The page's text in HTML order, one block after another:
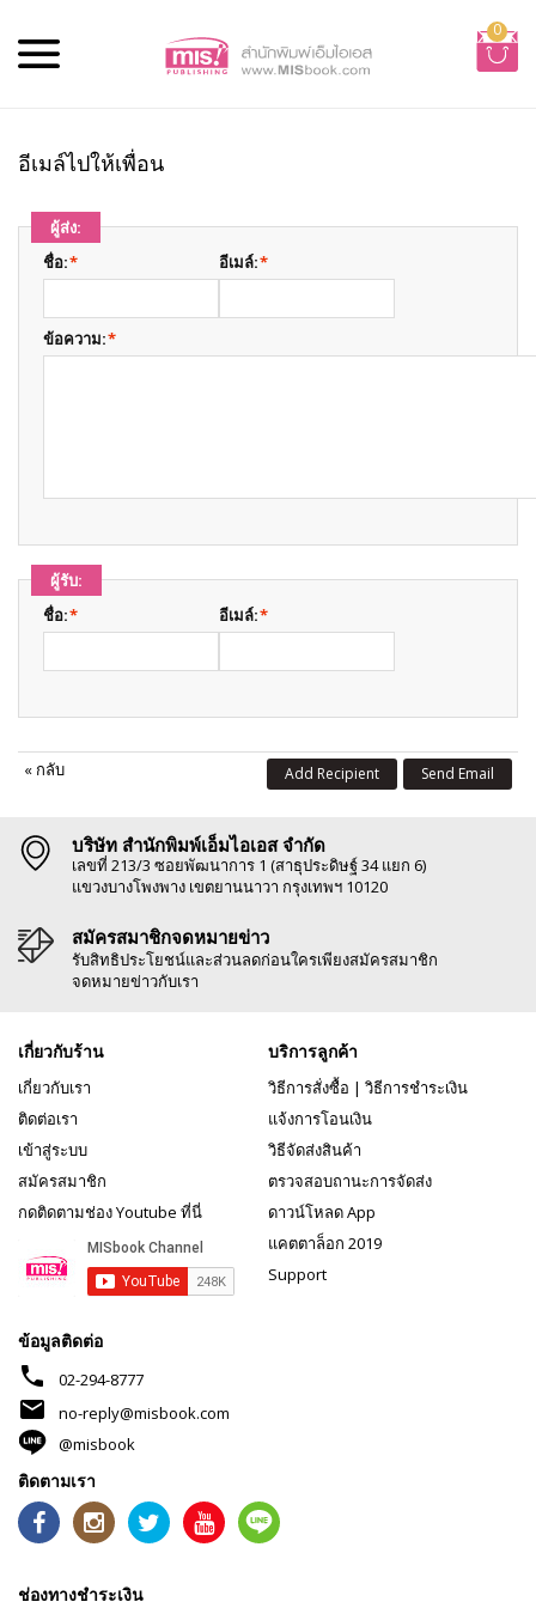
0
อีเมล์ไปให้เพื่อน
ผู้ส่ง:
*
ชื่อ: *
อีเมล์:
*
ข้อความ:
ผู้รับ:
*
ชื่อ: *
อีเมล์:
« กลับ Send Email
Add Recipient
บริษัท สำนักพิมพ์เอ็มไอเอส จำกัด
เลขที่ 213/3 ซอยพัฒนาการ 1 (สาธุประดิษฐ์ 34 แยก 6)
แขวงบางโพงพาง เขตยานนาวา กรุงเทพฯ 10120
สมัครสมาชิกจดหมายข่าว
รับสิทธิประโยชน์และส่วนลดก่อนใครเพียงสมัครสมาชิก
จดหมายข่าวกับเรา
เกี่ยวกับร้าน
เกี่ยวกับเรา
ติดต่อเรา
เข้าสู่ระบบ
สมัครสมาชิก
กดติดตามช่อง Youtube ที่นี่
บริการลูกค้า
วิธีการสั่งซื้อ | วิธีการชำระเงิน
แจ้งการโอนเงิน
วิธีจัดส่งสินค้า
ตรวจสอบถานะการจัดส่ง
ดาวน์โหลด App
แคตตาล็อก 2019
Support
ข้อมูลติดต่อ
phone 02-294-8777
mail
no-reply@misbook.com
@misbook
ติดตามเรา
ช่องทางชำระเงิน